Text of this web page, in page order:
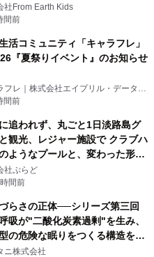
催
社From Earth Kids
間前
活コミュニティ「キャラフレ」
『夏祭りイベント』のお知らせ
フレ｜株式会社エイプリル・データ・
ンズ
間前
追われず、丸ごと1日淡路島グ
観光、レジャー施設で クラブハ
ようなプールと、変わった形の
も 「THE BOXY AWAJI」のお
泊まり連泊プランで
社ぷらど
間前
らさの正体──シリーズ第三回
吸が"二酸化炭素過剰"を生み、
の危険な眠りをつくる構造を解
ニ株式会社